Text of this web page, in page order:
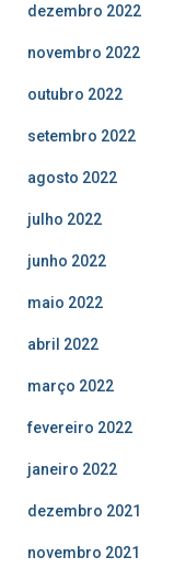
dezembro 2022
novembro 2022
outubro 2022
setembro 2022
agosto 2022
julho 2022
junho 2022
maio 2022
abril 2022
março 2022
fevereiro 2022
janeiro 2022
dezembro 2021
novembro 2021